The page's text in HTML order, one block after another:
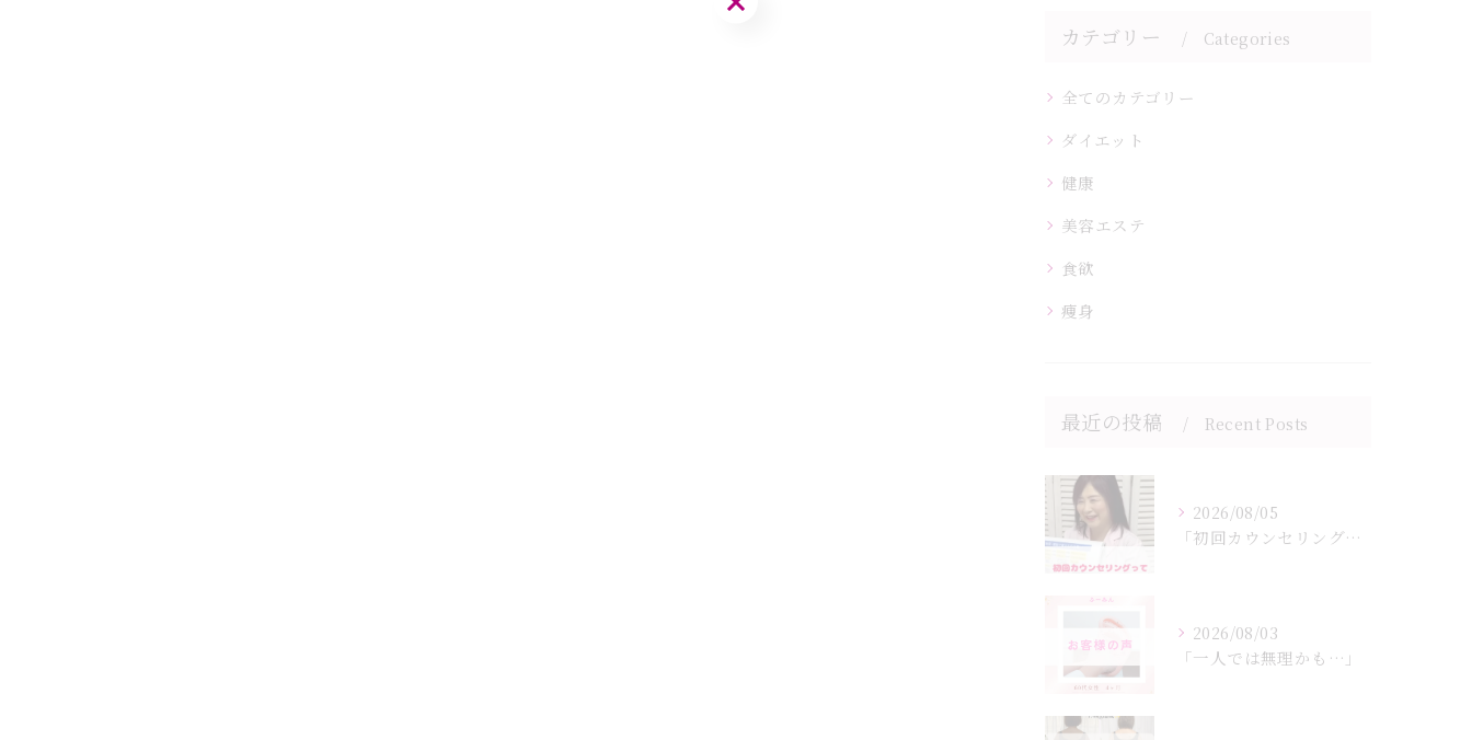
カテゴリー Categories
全てのカテゴリー
ダイエット
健康
美容エステ
食欲
痩身
最近の投稿 Recent Posts
2026/08/05
「初回カウンセリングでは何をするの？」
2026/08/03
「一人では無理かも…」